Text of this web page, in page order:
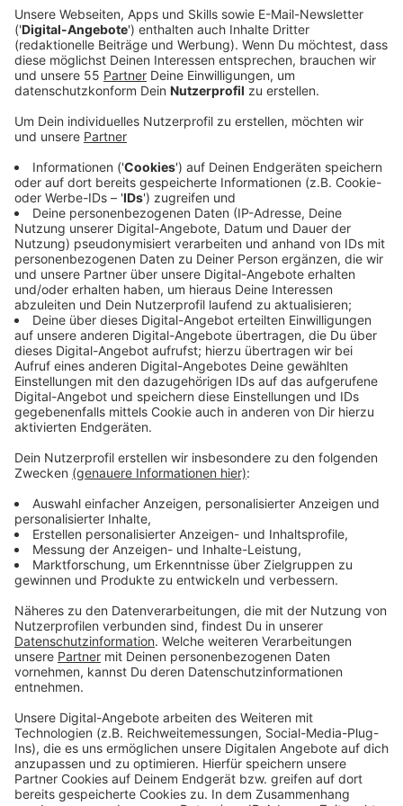
Ein Promi, keine Fragen und fünf
Gegenstände
Anzeige
Wenn ein Popstar, Comedian, Schauspieler oder
Politiker bei uns zu Besuch ist, stellt er sich auch dem
besonderen Video-Interview „Fünf für". Dabei wird
keine einzige Frage gestellt, sondern dem Gast
einfach fünf Dinge in die Hand gedrückt, zu denen er
das erzählt, was ihm als Erstes einfällt. Keine
Standardantworten, keine Promotionaussagen -
sondern ganz persönliche Geschichten - das ist „Fünf
für"!
Anzeige
Wir benötigen Ihre
Zustimmung, um den YouTube
Video-Service zu laden!
Wir verwenden einen Service eines
Drittanbieters, um Videoinhalte
Daten zu Ihren Aktivitäten
sammeln. Bitte lesen Sie die
Details durch und stimmen Sie der
Nutzung des Service zu, um dieses
Mehr Informationen
Akzeptieren
Fünf für Oliver Rohrbeck
Anzeige